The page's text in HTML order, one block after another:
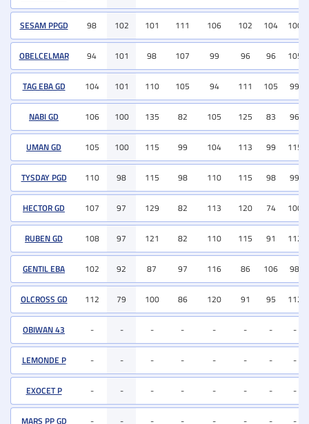
SESAM PPGD 98 102 101 111 106 102 104 100
OBELCELMAR 94 101 98 107 99 96 96 105
TAG EBA GD 104 101 110 105 94 111 105 99
NABI GD 106 100 135 82 105 125 83 96
UMAN GD 105 100 115 99 104 113 99 115
TYSDAY PGD 110 98 115 98 110 115 98 99
HECTOR GD 107 97 129 82 113 120 74 100
RUBEN GD 108 97 121 82 110 115 91 112
GENTIL EBA 102 92 87 97 116 86 106 98
OLCROSS GD 112 79 100 86 120 91 95 112
OBIWAN 43 - - - - - - - -
LEMONDE P - - - - - - - -
EXOCET P - - - - - - - -
MARS PP GD - - - - - - - -